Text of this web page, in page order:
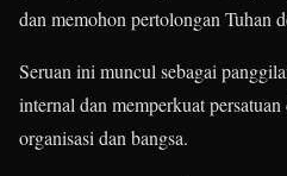
dan memohon pertolongan Tuhan
Seruan ini muncul sebagai
internal dan memperkuat
organisasi dan bangsa.